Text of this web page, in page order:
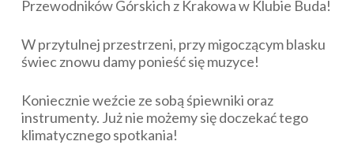
Przewodników Górskich z Krakowa w Klubie Buda!
W przytulnej przestrzeni, przy migoczącym blasku
świec znowu damy ponieść się muzyce!
Koniecznie weźcie ze sobą śpiewniki oraz
instrumenty. Już nie możemy się doczekać tego
klimatycznego spotkania!